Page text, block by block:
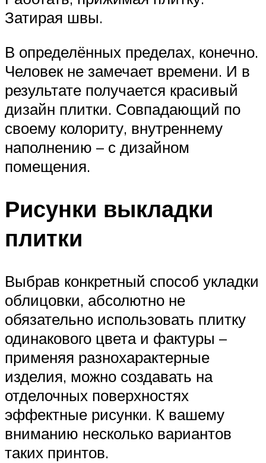
Затирая швы.
В определённых пределах, конечно.
Человек не замечает времени. И в
результате получается красивый
дизайн плитки. Совпадающий по
своему колориту, внутреннему
наполнению – с дизайном
помещения.
Рисунки выкладки
плитки
Выбрав конкретный способ укладки
облицовки, абсолютно не
обязательно использовать плитку
одинакового цвета и фактуры –
применяя разнохарактерные
изделия, можно создавать на
отделочных поверхностях
эффектные рисунки. К вашему
вниманию несколько вариантов
таких принтов.